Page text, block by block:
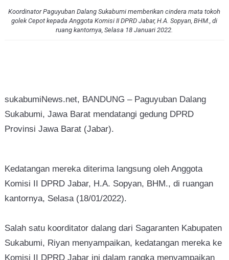
Koordinator Paguyuban Dalang Sukabumi memberikan cindera mata tokoh
golek Cepot kepada Anggota Komisi II DPRD Jabar, H.A. Sopyan, BHM., di
ruang kantornya, Selasa 18 Januari 2022.
sukabumiNews.net, BANDUNG – Paguyuban Dalang
Sukabumi, Jawa Barat mendatangi gedung DPRD
Provinsi Jawa Barat (Jabar).
Kedatangan mereka diterima langsung oleh Anggota
Komisi II DPRD Jabar, H.A. Sopyan, BHM., di ruangan
kantornya, Selasa (18/01/2022).
Salah satu koorditator dalang dari Sagaranten Kabupaten
Sukabumi, Riyan menyampaikan, kedatangan mereka ke
Komisi II DPRD Jabar ini dalam rangka menyampaikan